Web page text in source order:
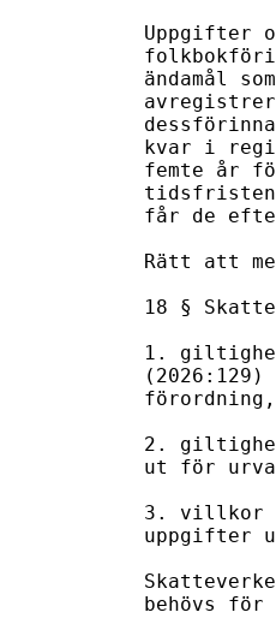
Uppgifter
ändamål
kvar i
femte år
får de
Rätt att
18 §
1.
förordning,
2.
ut för
3. villkor
uppgifter
behövs